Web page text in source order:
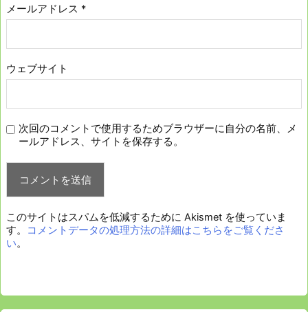
メールアドレス *
ウェブサイト
次回のコメントで使用するためブラウザーに自分の名前、メ
ールアドレス、サイトを保存する。
このサイトはスパムを低減するために Akismet を使っていま
す。
コメントデータの処理方法の詳細はこちらをご覧くださ
い。